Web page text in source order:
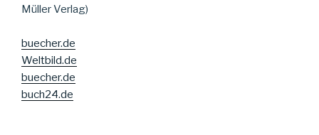
Müller Verlag)
buecher.de
Weltbild.de
buecher.de
buch24.de